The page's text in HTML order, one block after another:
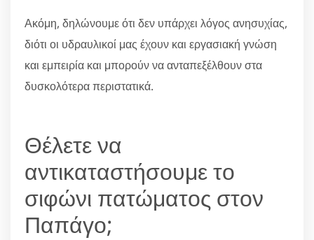
Ακόμη, δηλώνουμε ότι δεν υπάρχει λόγος ανησυχίας,
διότι οι υδραυλικοί μας έχουν και εργασιακή γνώση
και εμπειρία και μπορούν να ανταπεξέλθουν στα
δυσκολότερα περιστατικά.
Θέλετε να
αντικαταστήσουμε το
σιφώνι πατώματος στον
Παπάγο;